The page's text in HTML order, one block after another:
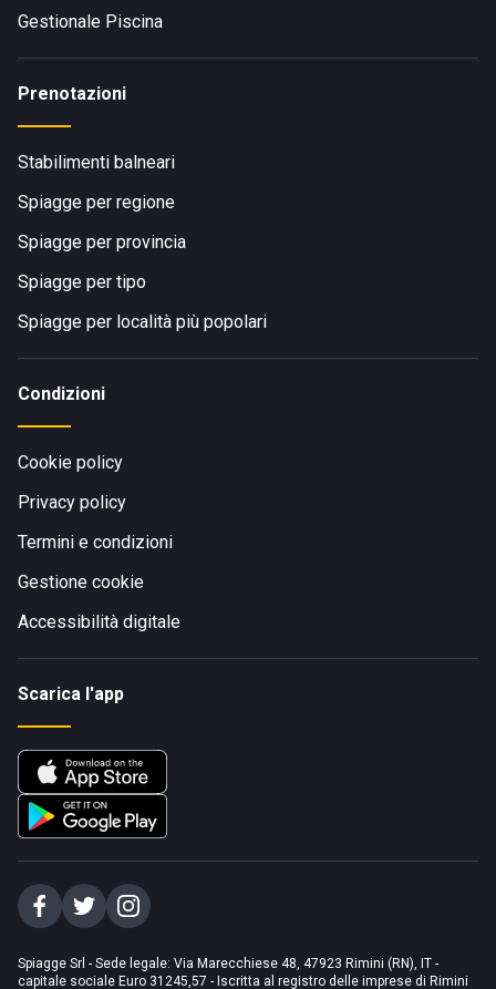
Gestionale Piscina
Prenotazioni
Stabilimenti balneari
Spiagge per regione
Spiagge per provincia
Spiagge per tipo
Spiagge per località più popolari
Condizioni
Cookie policy
Privacy policy
Termini e condizioni
Gestione cookie
Accessibilità digitale
Scarica l'app
Spiagge Srl - Sede legale: Via Marecchiese 48, 47923 Rimini (RN), IT -
capitale sociale Euro 31245,57 - Iscritta al registro delle imprese di Rimini